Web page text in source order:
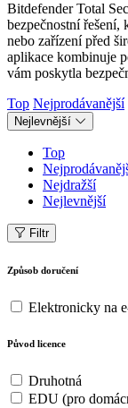
Bitdefender Total
bezpečnostní řešení,
nebo zařízení před
aplikace kombinuje
vám poskytla
Top Nejprodávanější
Nejlevnější
Top
Nejdražší
Nejlevnější
Filtr
Způsob doručení
Elektronicky na
Původ licence
Druhotná
EDU (pro